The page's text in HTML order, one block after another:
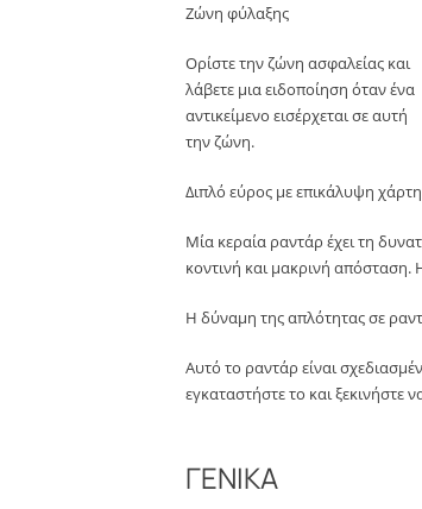
Ζώνη φύλαξης
Ορίστε την ζώνη ασφαλείας και
λάβετε μια ειδοποίηση όταν ένα
αντικείμενο εισέρχεται σε αυτή
την ζώνη.
Διπλό εύρος με επικάλυψη χάρτη
Μία κεραία ραντάρ έχει τη
κοντινή και μακρινή
Η δύναμη της απλότητας σε
Αυτό το ραντάρ είναι
εγκαταστήστε το και ξεκινήστε
ΓΕΝΙΚΑ